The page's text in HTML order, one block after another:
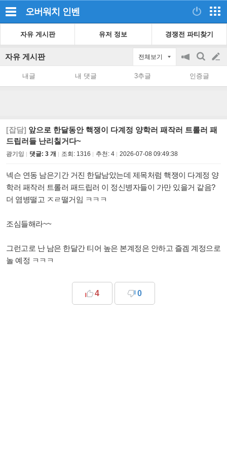
오버워치 인벤
자유 게시판 유저 정보 경쟁전 파티찾기
자유 게시판 전체보기
공
on/off
검
색
글
쓰
내글 내 댓글 3추글 인증글
[잡담] 앞으로 한달동안 핵쟁이 다계정 양학러 패작러 트롤러 패
드립러들 난리칠거다~
광기잉 댓글: 3 개 조회: 1316 추천: 4 2026-07-08 09:49:38
넥슨 연동 남은기간 거진 한달남았는데 제목처럼 핵쟁이 다계정 양
학러 패작러 트롤러 패드립러 이 정신병자들이 가만 있을거 같음?
더 염병떨고 ㅈㄹ떨거임 ㅋㅋㅋ
조심들해라~~
그런고로 난 남은 한달간 티어 높은 본계정은 안하고 즐겜 계정으로
놀 예정 ㅋㅋㅋ
4 0